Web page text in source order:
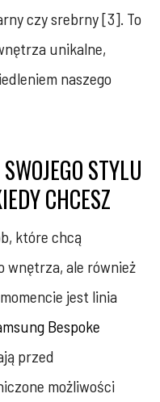
czy srebrny [3]. To
unikalne,
naszego
STYLU
CHCESZ
które chcą
wnętrza, ale również
jest linia
Bespoke
przed
możliwości